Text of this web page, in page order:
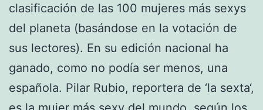
clasificación de las 100 mujeres más sexys
del planeta (basándose en la votación de
sus lectores). En su edición nacional ha
ganado, como no podía ser menos, una
española. Pilar Rubio, reportera de ‘la sexta‘,